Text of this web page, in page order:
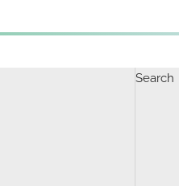
Search